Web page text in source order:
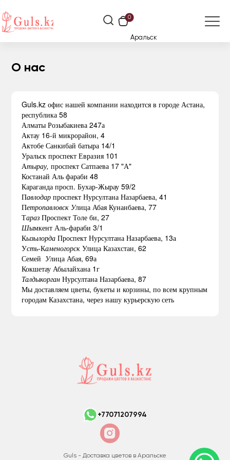
0
Аральск
О нас
Guls.kz офис нашей компании находится в городе Астана,
республика 58
Алматы Розыбакиева 247а
Актау 16-й микрорайон, 4
Актобе Санкибай батыра 14/1
Уральск проспект Евразия 101
Атырау, проспект Сатпаева 17 "А"
Костанай Аль фараби 48
Караганда просп. Бухар-Жырау 59/2
Павлодарпроспект Нурсултана Назарбаева, 41
Петропавловск Улица Абая Кунанбаева, 77
ТаразПроспект Толе би, 27
Шымкент Аль-фараби 3/1
КызылордаПроспект Нурсултана Назарбаева, 13а
Усть-КаменогорскУлица Казахстан, 62
Семей Улица Абая, 69а
Кокшетау Абылайхана 1г
ТалдыкорганНурсултана Назарбаева, 87
Мы доставляем цветы, букеты и корзины, по всем крупным
городам Казахстана, через нашу курьерскую сеть
+77071207994
Guls - Доставка цветов в Аральске